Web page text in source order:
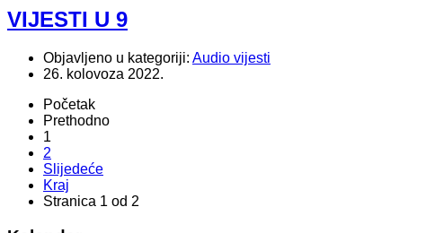
VIJESTI U 9
Objavljeno u kategoriji: Audio vijesti
26. kolovoza 2022.
Početak
Prethodno
1
2
Slijedeće
Kraj
Stranica 1 od 2